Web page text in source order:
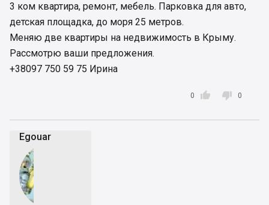
3 ком квартира, ремонт, мебель. Парковка для авто,
детская площадка, до моря 25 метров.
Меняю две квартиры на недвижимость в Крыму.
Рассмотрю ваши предложения.
+38097 750 59 75 Ирина

0  0
Egouar